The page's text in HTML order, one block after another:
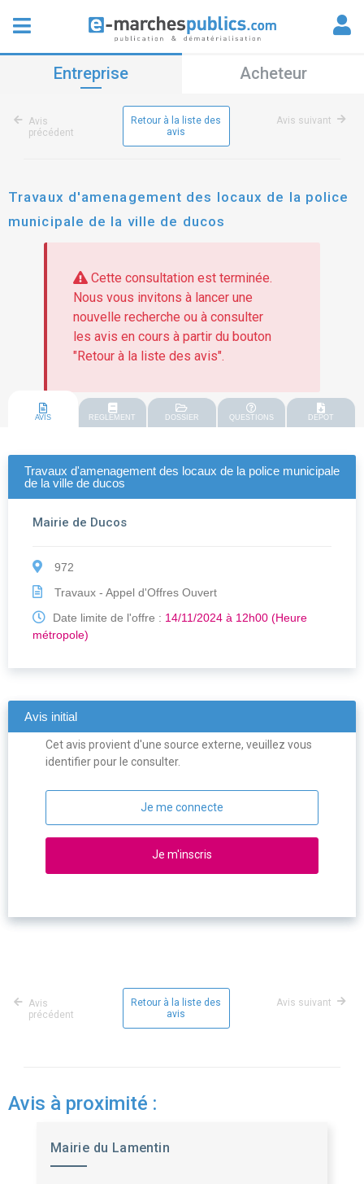
Entreprise Acheteur
Avis
précédent
Retour à la liste des
avis
Avis suivant
Travaux d'amenagement des locaux de la police
municipale de la ville de ducos
Cette consultation est terminée.
Nous vous invitons à lancer une
nouvelle recherche ou à consulter
les avis en cours à partir du bouton
"Retour à la liste des avis".
AVIS REGLEMENT DOSSIER QUESTIONS DEPOT
Travaux d'amenagement des locaux de la police municipale
de la ville de ducos
Mairie de Ducos
972
Travaux - Appel d'Offres Ouvert
Date limite de l'offre : 14/11/2024 à 12h00 (Heure
métropole)
Avis initial
Cet avis provient d'une source externe, veuillez vous
identifier pour le consulter.
Je me connecte
Je m'inscris
Avis
précédent
Retour à la liste des
avis
Avis suivant
Avis à proximité :
Mairie du Lamentin